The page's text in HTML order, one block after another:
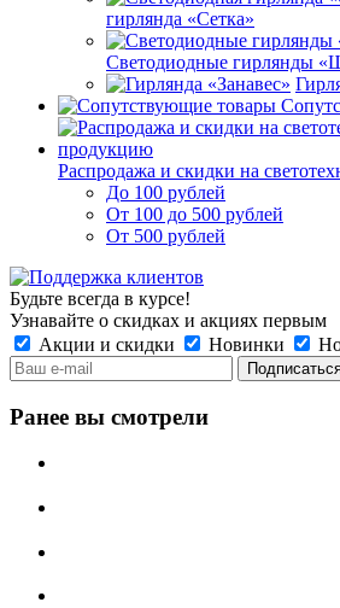
гирлянда «Сетка»
Светодиодные гирлянды
Распродажа и скидки на
До 100 рублей
От 100 до 500 рублей
От 500 рублей
Будьте всегда в курсе!
Узнавайте о скидках и акциях первым
Акции и скидки
Новинки
Ранее вы смотрели